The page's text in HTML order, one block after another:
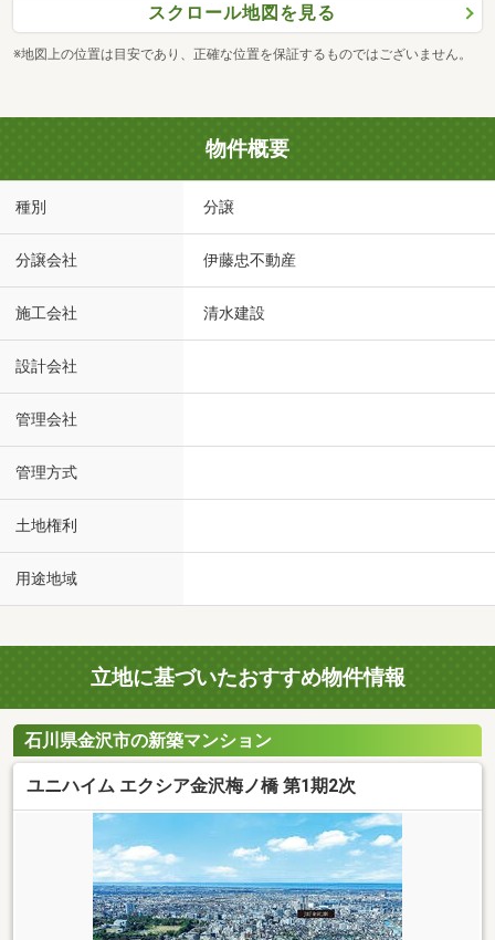
スクロール地図を見る
※地図上の位置は目安であり、正確な位置を保証するものではございません。
物件概要
種別 分譲
分譲会社 伊藤忠不動産
施工会社 清水建設
設計会社
管理会社
管理方式
土地権利
用途地域
立地に基づいたおすすめ物件情報
石川県金沢市の新築マンション
ユニハイム エクシア金沢梅ノ橋 第1期2次